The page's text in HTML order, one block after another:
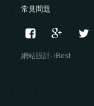
常見問題
網站設計‧ iBest